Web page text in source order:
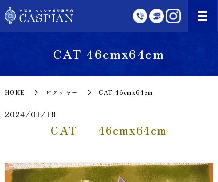
CAT 46cmx64cm
HOME ピクチャー CAT 46cmx64cm
2024/01/18
CAT 46cmx64cm